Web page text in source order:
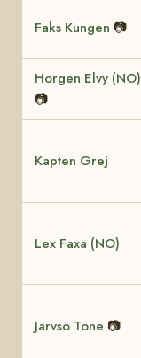
Faks Kungen 📷
Horgen Elvy (NO)
📷
Kapten Grej
Lex Faxa (NO)
Järvsö Tone 📷